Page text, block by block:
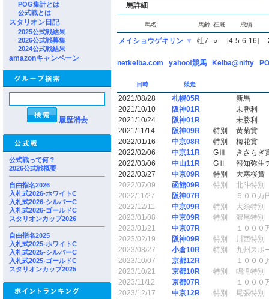
POG集計とは
公式戦とは
スタリオン日記
2025公式戦結果
2026公式戦募集
2024公式戦結果
amazonキャンペーン
履歴消去
公式戦って何？
2026公式戦概要
自由指名2026
入札式2026-ホワイトC
入札式2026-シルバーC
入札式2026-ゴールドC
スタリオンカップ2026
自由指名2025
入札式2025-ホワイトC
入札式2025-シルバーC
入札式2025-ゴールドC
スタリオンカップ2025
馬詳細
馬名 馬齢 在厩 成績
メイショウゲキリン ▼ 牡7 ○ [4-5-6-16]
netkeiba.com yahoo!競馬 Keiba@nifty
日時 競走
2021/08/28 札幌05R
新馬
2021/10/10
阪神01R
未勝利
2021/10/24
阪神01R
未勝利
2021/11/14
阪神09R 特別
黄菊賞
2022/01/16
中京08R 特別
梅花賞
2022/02/06
中京11R GⅢ
きさらぎ
2022/03/06
中山11R GⅡ
報知弥生
2022/03/27
中京09R 特別
大寒桜賞
2022/07/09
函館09R 特別
北斗特別
2022/11/27
阪神07R
５００万
2022/12/11
中京09R 特別
大須特別
2023/01/08
中京09R 特別
濃尾特別
2023/01/21
中京07R
１０００
2023/02/19
阪神09R 特別
川西特別
2023/08/27
小倉10R 特別
九州スポ
2023/10/07
京都12R
１０００
2023/10/21
京都10R 特別
鳴滝特別
2023/11/12
京都07R
１０００
2023/12/17
中京12R 特別
尾張特別